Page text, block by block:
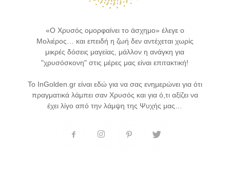
«Ο Χρυσός ομορφαίνει το άσχημο» έλεγε ο
Μολιέρος… και επειδή η ζωή δεν αντέχεται χωρίς
μικρές δόσεις μαγείας, μάλλον η ανάγκη για
"χρυσόσκονη" στις μέρες μας είναι επιτακτική!
Το InGolden.gr είναι εδώ για να σας ενημερώνει για ότι
πραγματικά λάμπει σαν Χρυσός και για ό,τι αξίζει να
έχει λίγο από την λάμψη της Ψυχής μας…